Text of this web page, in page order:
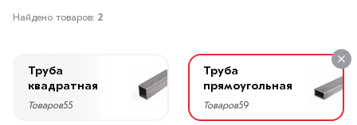
Найдено товаров: 2
Труба
квадратная
Товаров55
Труба
прямоугольная
Товаров59
руб.
—